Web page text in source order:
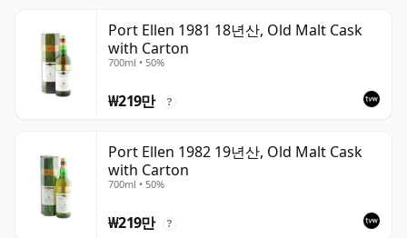
Port Ellen 1981 18년산, Old Malt Cask
with Carton
700ml • 50%
₩219만 ?
Port Ellen 1982 19년산, Old Malt Cask
with Carton
700ml • 50%
₩219만 ?